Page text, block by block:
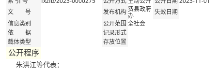
文 号 发布机构费县政府
办
失效日期
信息类别
公开范围全社会
依 据
记录形式
载体类型
存放位置
公开程序
朱洪江等代表：